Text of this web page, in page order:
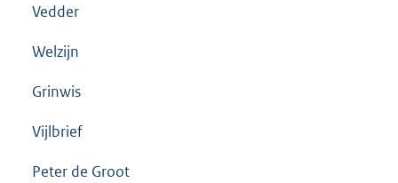
Vedder
Welzijn
Grinwis
Vijlbrief
Peter de Groot